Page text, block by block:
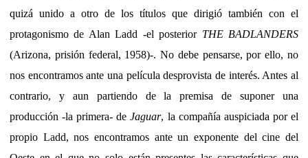
quizá unido a otro de los títulos que dirigió también con el
protagonismo de Alan Ladd -el posterior THE BADLANDERS
(Arizona, prisión federal, 1958)-. No debe pensarse, por ello, no
nos encontramos ante una película desprovista de interés. Antes al
contrario, y aun partiendo de la premisa de suponer una
producción -la primera- deJaguar, la compañía auspiciada por el
propio Ladd, nos encontramos ante un exponente del cine del